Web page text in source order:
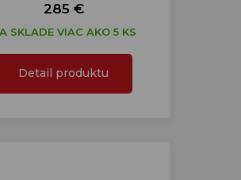
285 €
SKLADE VIAC AKO 5 KS
Detail produktu